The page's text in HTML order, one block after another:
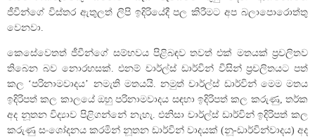
ජීවීන්ගේ විස්තර ඇතුලත් ලිපි ඉදිරියේදී පල කිරීමට අප බලාපොරොත්තු
වෙනවා.
කෙසේවෙතත් ජීවීන්ගේ සම්භවය පිළිබඳව තවත් එක් මතයක් ප්‍රචලිතව
තිබෙන බව නොරහසක්. එනම් චාර්ල්ස් ඩාර්වින් විසින් ප්‍රචලිතයට පත්
කල ‘පරිනාමවාදය’ නමැති මතයයි. නමුත් චාර්ල්ස් ඩාර්වින් මෙම මතය
ඉදිරිපත් කල කාලයේ ඔහු පරිනාමවාදය සඳහා ඉදිරිපත් කල කරුණු, තර්ක
අද නූතන විද්‍යාව පිළිගන්නේ නැහැ. එනිසා චාර්ල්ස් ඩාර්වින් ඉදිරිපත් කල
කරුණු සංශෝදනය කරමින් නූතන ඩාර්වින් වාදයක් (නූ-ඩාර්වින්වාදය) අද